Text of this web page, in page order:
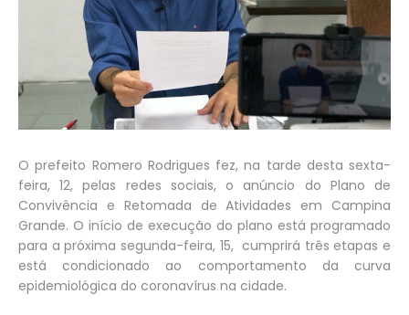
O prefeito Romero Rodrigues fez, na tarde desta sexta-
feira, 12, pelas redes sociais, o anúncio do Plano de
Convivência e Retomada de Atividades em Campina
Grande. O início de execução do plano está programado
para a próxima segunda-feira, 15, cumprirá três etapas e
está condicionado ao comportamento da curva
epidemiológica do coronavírus na cidade.